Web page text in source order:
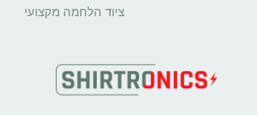
ציוד הלחמה מקצועי